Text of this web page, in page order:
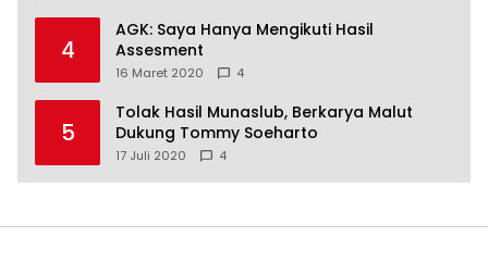
4
AGK: Saya Hanya Mengikuti Hasil
Assesment
16 Maret 2020 4
5
Tolak Hasil Munaslub, Berkarya Malut
Dukung Tommy Soeharto
17 Juli 2020 4